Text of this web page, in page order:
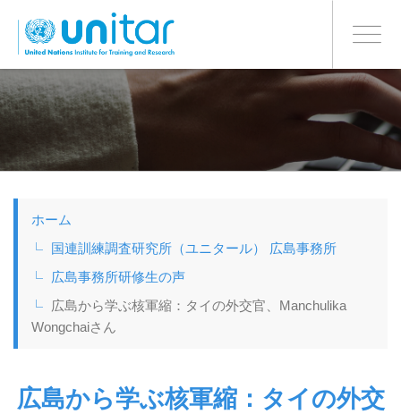
イ
ン
テ
Toggle
日本語BONN OFFICE
ホーム
国連訓練調査研究所（ユニタール） 広島事務所
広島事務所研修生の声
広島から学ぶ核軍縮：タイの外交官、Manchulika
Wongchaiさん
広島から学ぶ核軍縮：タイの外交